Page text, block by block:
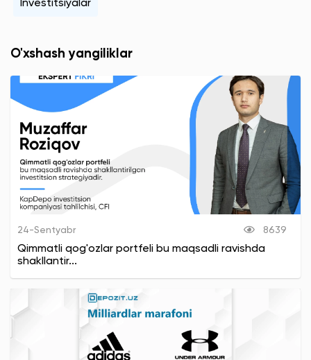
Investitsiyalar
O'xshash yangiliklar
24-Sentyabr 8639
Qimmatli qog'ozlar portfeli bu maqsadli ravishda
shakllantir...